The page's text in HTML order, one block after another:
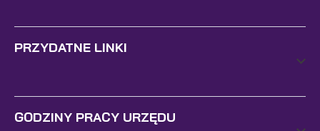
PRZYDATNE LINKI
GODZINY PRACY URZĘDU